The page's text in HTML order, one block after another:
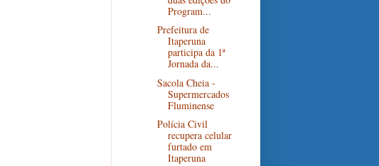
Program...
Prefeitura de
Itaperuna
participa da 1ª
Jornada da...
Sacola Cheia -
Supermercados
Fluminense
Polícia Civil
recupera celular
furtado em
Itaperuna